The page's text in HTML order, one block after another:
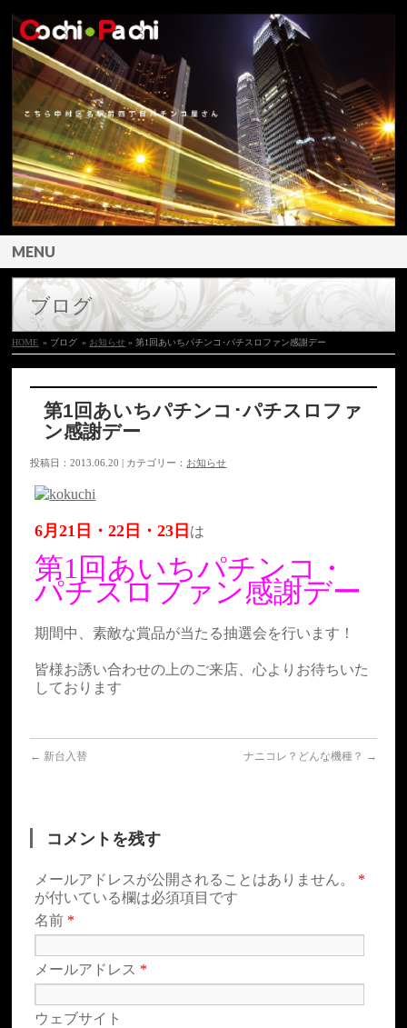
MENU
ブログ
HOME » ブログ » お知らせ » 第1回あいちパチンコ･パチスロファン感謝デー
第1回あいちパチンコ･パチスロファ
ン感謝デー
投稿日：2013.06.20 | カテゴリー： お知らせ
6月21日・22日・23日 は
第1回あいちパチンコ・
パチスロファン感謝デー
期間中、素敵な賞品が当たる抽選会を行います！
皆様お誘い合わせの上のご来店、心よりお待ちいた
しております
← 新台入替 ナニコレ？どんな機種？ →
コメントを残す
メールアドレスが公開されることはありません。 *
が付いている欄は必須項目です
名前 *
メールアドレス *
ウェブサイト